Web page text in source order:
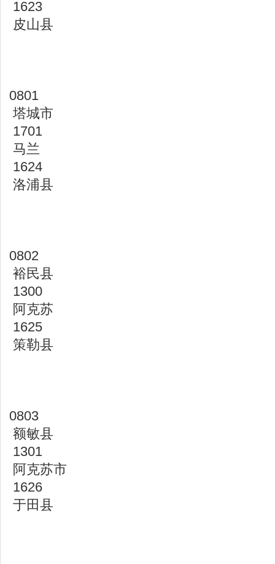
1623
皮山县
0801
塔城市
1701
马兰
1624
洛浦县
0802
裕民县
1300
阿克苏
1625
策勒县
0803
额敏县
1301
阿克苏市
1626
于田县